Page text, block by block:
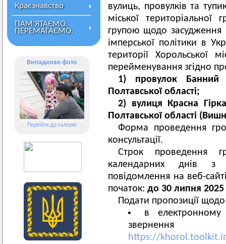
Краєзнавство
ПАМ’ЯТАЄМО.
ПЕРЕМАГАЄМО.
Випадкове фото
Перейти до галереї
вулиць, провулків та
міської
групою щодо засудження
імперської політики в
території Хорольської
перейменування згідно
1) провулок Банний
Полтавської області;
2) вулиця Красна
Полтавської області
Форма проведення
консультації.
Строк проведення
календарних днів з
повідомлення на веб-
початок: до 30 липня
Подати пропозиції
в електронному
https://